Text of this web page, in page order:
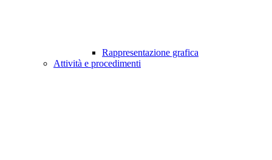
Rappresentazione grafica
Attività e procedimenti